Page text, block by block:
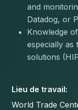
and
Datadog, or
Knowledge
especially as
solutions
Lieu de travail:
World Trade